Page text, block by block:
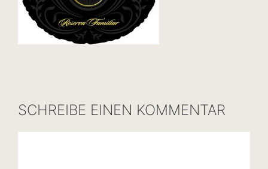
SCHREIBE EINEN KOMMENTAR